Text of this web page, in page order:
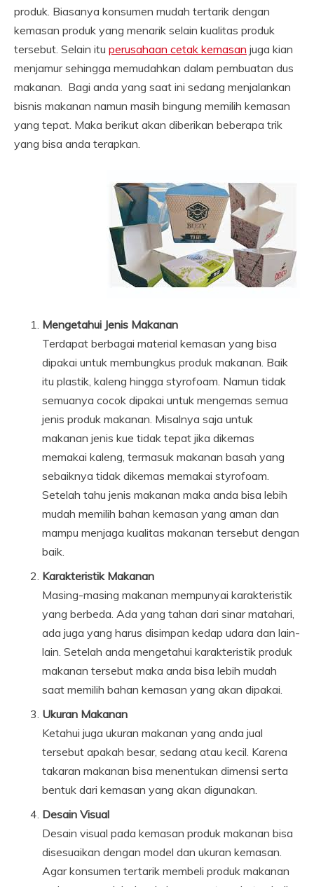
produk. Biasanya konsumen mudah tertarik dengan
kemasan produk yang menarik selain kualitas produk
tersebut. Selain itu perusahaan cetak kemasan juga kian
menjamur sehingga memudahkan dalam pembuatan dus
makanan. Bagi anda yang saat ini sedang menjalankan
bisnis makanan namun masih bingung memilih kemasan
yang tepat. Maka berikut akan diberikan beberapa trik
yang bisa anda terapkan.
Mengetahui Jenis Makanan
Terdapat berbagai material kemasan yang bisa
dipakai untuk membungkus produk makanan. Baik
itu plastik, kaleng hingga styrofoam. Namun tidak
semuanya cocok dipakai untuk mengemas semua
jenis produk makanan. Misalnya saja untuk
makanan jenis kue tidak tepat jika dikemas
memakai kaleng, termasuk makanan basah yang
sebaiknya tidak dikemas memakai styrofoam.
Setelah tahu jenis makanan maka anda bisa lebih
mudah memilih bahan kemasan yang aman dan
mampu menjaga kualitas makanan tersebut dengan
baik.
Karakteristik Makanan
Masing-masing makanan mempunyai karakteristik
yang berbeda. Ada yang tahan dari sinar matahari,
ada juga yang harus disimpan kedap udara dan lain-
lain. Setelah anda mengetahui karakteristik produk
makanan tersebut maka anda bisa lebih mudah
saat memilih bahan kemasan yang akan dipakai.
Ukuran Makanan
Ketahui juga ukuran makanan yang anda jual
tersebut apakah besar, sedang atau kecil. Karena
takaran makanan bisa menentukan dimensi serta
bentuk dari kemasan yang akan digunakan.
Desain Visual
Desain visual pada kemasan produk makanan bisa
disesuaikan dengan model dan ukuran kemasan.
Agar konsumen tertarik membeli produk makanan